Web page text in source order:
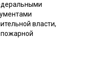
власти,